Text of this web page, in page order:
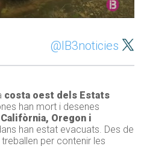
@IB3noticies
costa oest dels Estats
han mort i desenes
Califòrnia, Oregon i
han estat evacuats. Des de
per contenir les